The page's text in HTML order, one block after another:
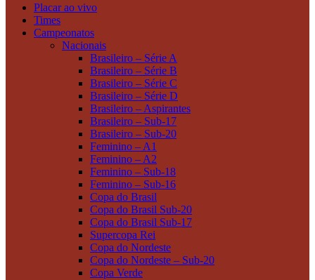
Placar ao vivo
Times
Campeonatos
Nacionais
Brasileiro – Série A
Brasileiro – Série B
Brasileiro – Série C
Brasileiro – Série D
Brasileiro – Aspirantes
Brasileiro – Sub-17
Brasileiro – Sub-20
Feminino – A1
Feminino – A2
Feminino – Sub-18
Feminino – Sub-16
Copa do Brasil
Copa do Brasil Sub-20
Copa do Brasil Sub-17
Supercopa Rei
Copa do Nordeste
Copa do Nordeste – Sub-20
Copa Verde